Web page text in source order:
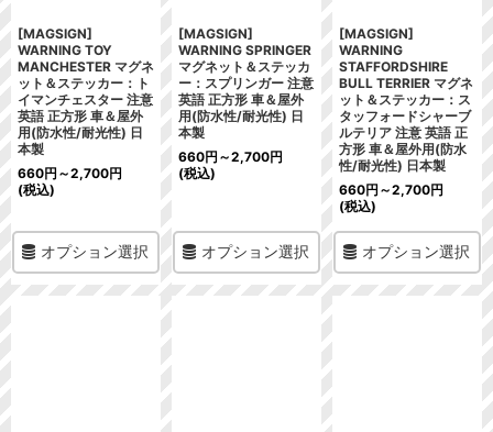
[MAGSIGN]
WARNING TOY
MANCHESTER マグネ
ット＆ステッカー：ト
イマンチェスター 注意
英語 正方形 車＆屋外
用(防水性/耐光性) 日
本製
660円 ～2,700円
(税込)
オプション選択
[MAGSIGN]
WARNING SPRINGER
マグネット＆ステッカ
ー：スプリンガー 注意
英語 正方形 車＆屋外
用(防水性/耐光性) 日
本製
660円 ～2,700円
(税込)
オプション選択
[MAGSIGN]
WARNING
STAFFORDSHIRE
BULL TERRIER マグネ
ット＆ステッカー：ス
タッフォードシャーブ
ルテリア 注意 英語 正
方形 車＆屋外用(防水
性/耐光性) 日本製
660円 ～2,700円
(税込)
オプション選択